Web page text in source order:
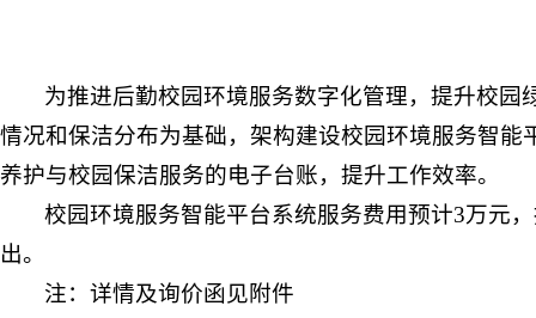
为推进后勤校园环境服务数字化管理，提升校
情况和保洁分布为基础，架构建设校园环境服务智
养护与校园保洁服务的电子台账，提升工作效率。
校园环境服务智能平台系统服务费用预计3万元
出。
注：详情及询价函见附件